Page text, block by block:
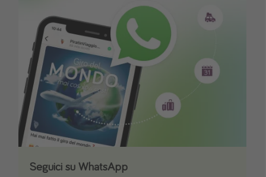
Seguici su WhatsApp
Scarica la nostra App